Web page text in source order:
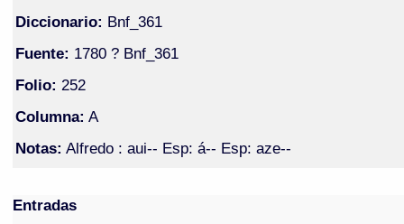
Diccionario: Bnf_361
Fuente: 1780 ? Bnf_361
Folio: 252
Columna: A
Notas: Alfredo : aui-- Esp: á-- Esp: aze--
Entradas